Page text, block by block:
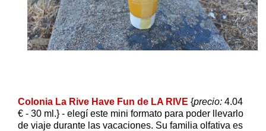
Colonia La Rive Have Fun de LA RIVE {precio: 4.04
€ - 30 ml.} - elegí este mini formato para poder llevarlo
de viaje durante las vacaciones. Su familia olfativa es